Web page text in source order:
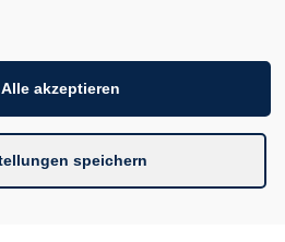
Alle akzeptieren
speichern